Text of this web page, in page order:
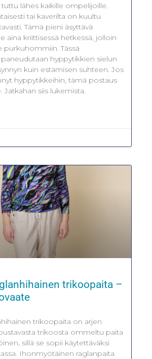
lähes kaikille ompelijoille.
tai kaverilta on kuultu
Tämä pieni äsyttävä
aina kriittisessä hetkessä, jolloin
purkuhommiin. Tässä
hyppytikkien sielun
kuin estämisen suhteen. Jos
hyppytikkeihin, tämä postaus
Jatkahan siis lukemista.
trikoopaita –
trikoopaita on arjen
trikoosta ommeltu paita
sillä se sopii käytettäväksi
Ihonmyötäinen raglanpaita